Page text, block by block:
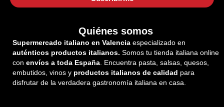
Quiénes somos
Supermercado italiano en Valencia especializado en
auténticos productos italianos. Somos tu tienda italiana online
con envíos a toda España. Encuentra pasta, salsas, quesos,
embutidos, vinos y productos italianos de calidad para
disfrutar de la verdadera gastronomía italiana en casa.